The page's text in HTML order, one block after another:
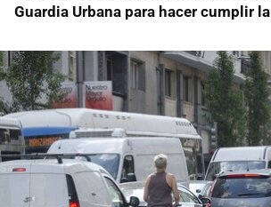
Guardia Urbana para hacer cumplir